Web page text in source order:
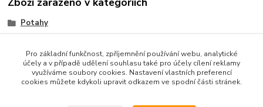
Potahy
Pro základní funkčnost, zpříjemnění používání webu, analytické
účely a v případě udělení souhlasu také pro účely cílení reklamy
využíváme soubory cookies. Nastavení vlastních preferencí
cookies můžete kdykoli upravit odkazem ve spodní části stránek.